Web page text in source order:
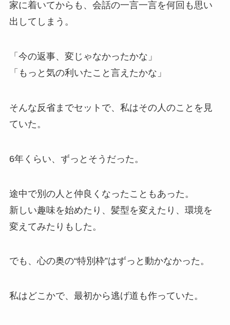
家に着いてからも、会話の一言一言を何回も思い
出してしまう。
「今の返事、変じゃなかったかな」
「もっと気の利いたこと言えたかな」
そんな反省までセットで、私はその人のことを見
ていた。
6年くらい、ずっとそうだった。
途中で別の人と仲良くなったこともあった。
新しい趣味を始めたり、髪型を変えたり、環境を
変えてみたりもした。
でも、心の奥の“特別枠”はずっと動かなかった。
私はどこかで、最初から逃げ道も作っていた。